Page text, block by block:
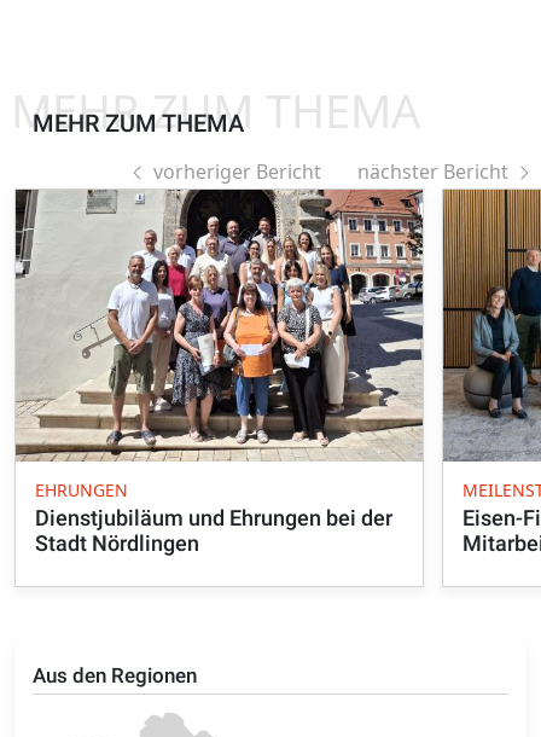
Aus den Regionen
MEHR ZUM THEMA
MEHR ZUM THEMA
vorheriger Bericht nächster Bericht
EHRUNGEN
Dienstjubiläum und Ehrungen bei der
Stadt Nördlingen
Eisen-